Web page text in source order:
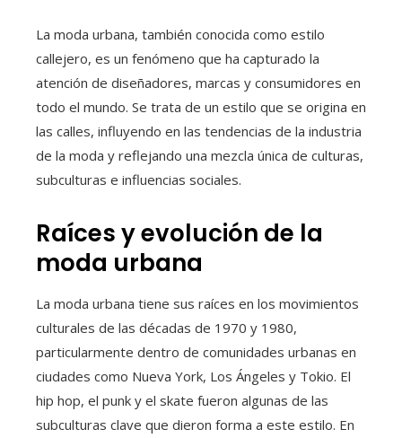
La moda urbana, también conocida como estilo
callejero, es un fenómeno que ha capturado la
atención de diseñadores, marcas y consumidores en
todo el mundo. Se trata de un estilo que se origina en
las calles, influyendo en las tendencias de la industria
de la moda y reflejando una mezcla única de culturas,
subculturas e influencias sociales.
Raíces y evolución de la
moda urbana
La moda urbana tiene sus raíces en los movimientos
culturales de las décadas de 1970 y 1980,
particularmente dentro de comunidades urbanas en
ciudades como Nueva York, Los Ángeles y Tokio. El
hip hop, el punk y el skate fueron algunas de las
subculturas clave que dieron forma a este estilo. En